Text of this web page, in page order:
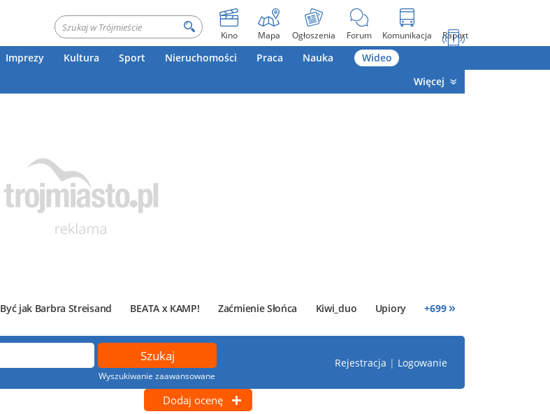
Kino Mapa Ogłoszenia Forum Komunikacja Raport
Imprezy Kultura Sport Nieruchomości Praca Nauka
Wideo
Więcej
Być jak Barbra Streisand BEATA x KAMP! Zaćmienie Słońca Kiwi_duo Upiory +699 »
Wyszukiwanie zaawansowane
Rejestracja | Logowanie
Dodaj ocenę